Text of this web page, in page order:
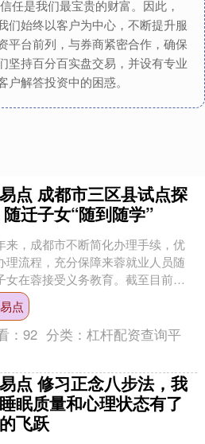
任是我们最宝贵的财富。因此，
们始终以客户为中心，不断提升服
平台前列，与券商紧密合作，确保
坚持百分百实盘交易，并设有专业
解答投资中的困惑。
点 成都市三区县试点探
迁子女“随到随学”
来，成都市不断简化办理手续，优
理流程，充分保障来蓉就业人员随
女在蓉接受义务教育。截至目前，
义务教育段随迁子女达38.3万名。
4月以来，市教....
点
：92 分类：杠杆配资查询平
点 修习正念八步法，我
眠质量和心理状态有了
飞跃